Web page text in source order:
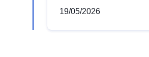
19/05/2026